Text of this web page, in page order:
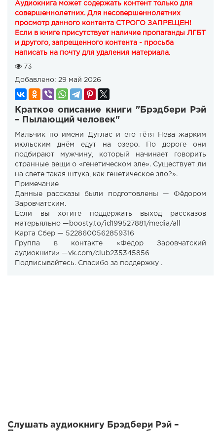
Аудиокнига может содержать контент только для
совершеннолетних. Для несовершеннолетних
просмотр данного контента СТРОГО ЗАПРЕЩЕН!
Если в книге присутствует наличие пропаганды ЛГБТ
и другого, запрещенного контента - просьба
написать на почту для удаления материала.
73
Добавлено: 29 май 2026
Краткое описание книги "Брэдбери Рэй
– Пылающий человек"
Мальчик по имени Дуглас и его тётя Нева жарким
июльским днём едут на озеро. По дороге они
подбирают мужчину, который начинает говорить
странные вещи о «генетическом зле». Существует ли
на свете такая штука, как генетическое зло?».
Примечание
Данные рассказы были подготовлены — Фёдором
Заровчатским.
Если вы хотите поддержать выход рассказов
матерьяльно —boosty.to/id199527881/media/all
Карта Сбер — 5228600562859316
Группа в контакте «Федор Заровчатский
аудиокниги» —vk.com/club235345856
Подписывайтесь. Спасибо за поддержку .
Слушать аудиокнигу Брэдбери Рэй –